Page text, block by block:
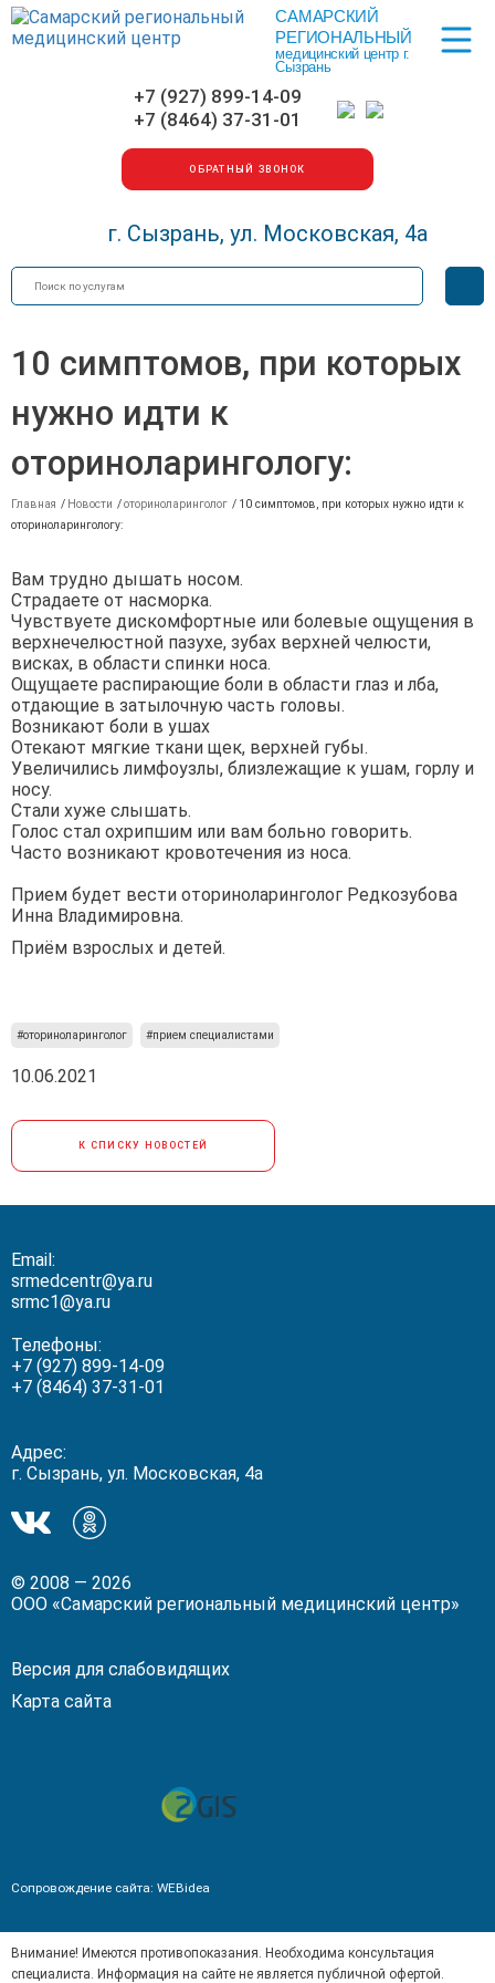
г. Сызрань, ул. Московская, 4а
САМАРСКИЙ
РЕГИОНАЛЬНЫЙ
медицинский центр г.
Сызрань
Меню
+7 (927) 899-14-09
+7 (8464) 37-31-01
ОБРАТНЫЙ ЗВОНОК
10 симптомов, при которых
нужно идти к
оториноларингологу:
Главная / Новости /оториноларинголог / 10 симптомов, при которых нужно идти к
оториноларингологу:
Вам трудно дышать носом.
Страдаете от насморка.
Чувствуете дискомфортные или болевые ощущения в
верхнечелюстной пазухе, зубах верхней челюсти,
висках, в области спинки носа.
Ощущаете распирающие боли в области глаз и лба,
отдающие в затылочную часть головы.
Возникают боли в ушах
Отекают мягкие ткани щек, верхней губы.
Увеличились лимфоузлы, близлежащие к ушам, горлу и
носу.
Стали хуже слышать.
Голос стал охрипшим или вам больно говорить.
Часто возникают кровотечения из носа.
Прием будет вести оториноларинголог Редкозубова
Инна Владимировна.
Приём взрослых и детей.
#оториноларинголог #прием специалистами
10.06.2021
К СПИСКУ НОВОСТЕЙ
Email:
srmedcentr@ya.ru
srmc1@ya.ru
Телефоны:
+7 (927) 899-14-09
+7 (8464) 37-31-01
Адрес:
г. Сызрань, ул. Московская, 4а
Мы
ВКонтакте!
Мы
Одноклассники!
© 2008 — 2026
ООО «Самарский региональный медицинский центр»
Версия для слабовидящих
Карта сайта
Сопровождение сайта: WEBidea
Внимание! Имеются противопоказания. Необходима консультация
специалиста. Информация на сайте не является публичной офертой.